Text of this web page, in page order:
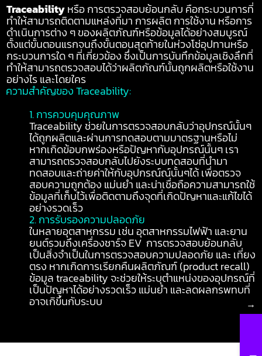
Traceabilityหรือ การตรวจสอบย้อนกลับ คือกระบวนการที่
ทำให้สามารถติดตามแหล่งที่มา การผลิต การใช้งาน หรือการ
ดำเนินการต่าง ๆ ของผลิตภัณฑ์หรือข้อมูลได้อย่างสมบูรณ์
ตั้งแต่ขั้นตอนแรกจนถึงขั้นตอนสุดท้ายในห่วงโซ่อุปทานหรือ
กระบวนการใด ๆที่เกี่ยวข้อง ซึ่งเป็นการบันทึกข้อมูลเชิงลึกที่
ทำให้สามารถตรวจสอบได้ว่าผลิตภัณฑ์นั้นถูกผลิตหรือใช้งาน
อย่างไร และโดยใคร
ความสำคัญของ Traceability:
1. การควบคุมคุณภาพ
Traceability ช่วยในการตรวจสอบกลับว่าอุปกรณ์นั้นๆ
ได้ถูกผลิตและผ่านการทดสอบตามมาตรฐานหรือไม่
หากเกิดข้อบกพร่องหรือปัญหากับอุปกรณ์นั้นๆ เรา
สามารถตรวจสอบกลับไปยังระบบทดสอบที่นำมา
ทดสอบและถ่ายค่าให้กับอุปกรณ์ณ์นั้นๆได้ เพื่อตรวจ
สอบความถูกต้อง แม่นยำ และน่าเชื่อถือความสามารถใช้
ข้อมูลที่เก็บไว้เพื่อติดตามถึงจุดที่เกิดปัญหาและแก้ไขได้
อย่างรวดเร็ว
2. การรับรองความปลอดภัย
ในหลายอุตสาหกรรม เช่น อุตสาหกรรมไฟฟ้า และยาน
ยนต์รวมถึงเครื่องชาร์จ EV การตรวจสอบย้อนกลับ
เป็นสิ่งจำเป็นในการตรวจสอบความปลอดภัย และ เที่ยง
ตรง หากเกิดการเรียกคืนผลิตภัณฑ์ (product recall)
ข้อมูล traceability จะช่วยให้ระบุตำแหน่งของอุปกรณ์ที่
เป็นปัญหาได้อย่างรวดเร็ว แม่นยำ และลดผลกรพทบที่
อาจเกิขึ้นกับระบบ →